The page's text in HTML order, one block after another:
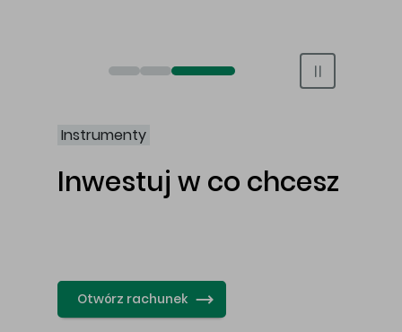
Otwórz rachunek maklerski online
Otwórz konto IKE/IKZE
Świat bez swap i prowizji
Instrumenty
Inwestuj w co chcesz
Otwórz rachunek